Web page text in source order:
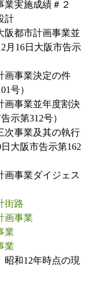
業実施成績＃２
計
阪都市計画事業並
月16日大阪市告示
画事業決定の件
号）
画事業並年度割決
示第312号）
次事業及其の執行
大阪市告示第162
画事業ダイジェス
街路
画事業
業
業
和12年時点の現